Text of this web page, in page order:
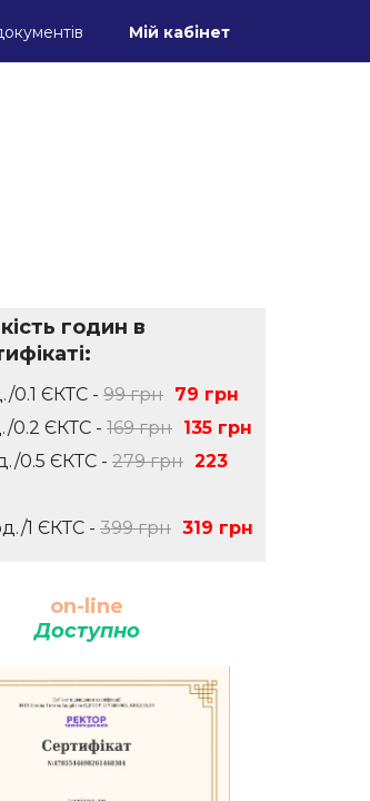
Мій кабінет
годин в
0.1 ЄКТС - 99 грн 79 грн
0.2 ЄКТС - 169 грн 135 грн
0.5 ЄКТС - 279 грн 223
1 ЄКТС - 399 грн 319 грн
on-line
Доступно